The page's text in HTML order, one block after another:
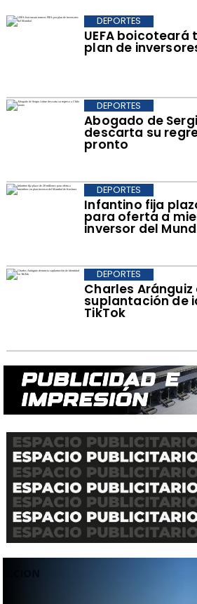
UEFA boicoteará
plan de
DEPORTES
Abogado de
descarta su
pronto
DEPORTES
Infantino fija
para oferta a
inversor del
DEPORTES
Charles Aránguiz
suplantación de
TikTok
DEPORTES